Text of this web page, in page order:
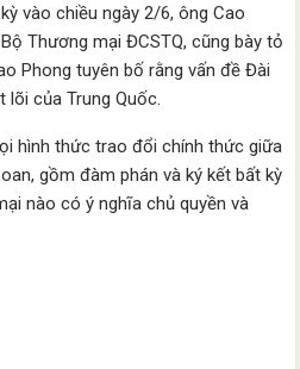
vào chiều ngày 2/6, ông Cao
Thương mại ĐCSTQ, cũng bày tỏ
Phong tuyên bố rằng vấn đề Đài
lõi của Trung Quốc.
hình thức trao đổi chính thức giữa
gồm đàm phán và ký kết bất kỳ
nào có ý nghĩa chủ quyền và